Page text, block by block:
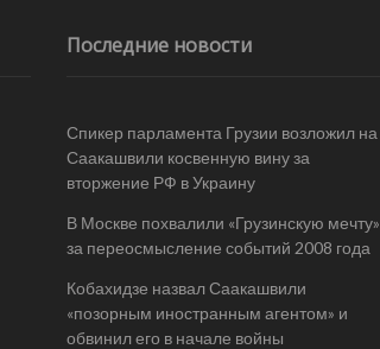
Последние новости
Спикер парламента Грузии возложил на
Саакашвили косвенную вину за
вторжение РФ в Украину
В Москве похвалили «Грузинскую мечту»
за переосмысление событий 2008 года
Кобахидзе назвал Саакашвили
«позорным иностранным агентом» и
обвинил его в начале войны